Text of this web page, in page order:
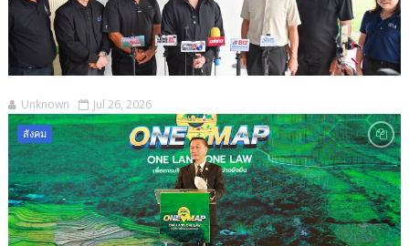
Unknown Jul 26, 2026
สังคม